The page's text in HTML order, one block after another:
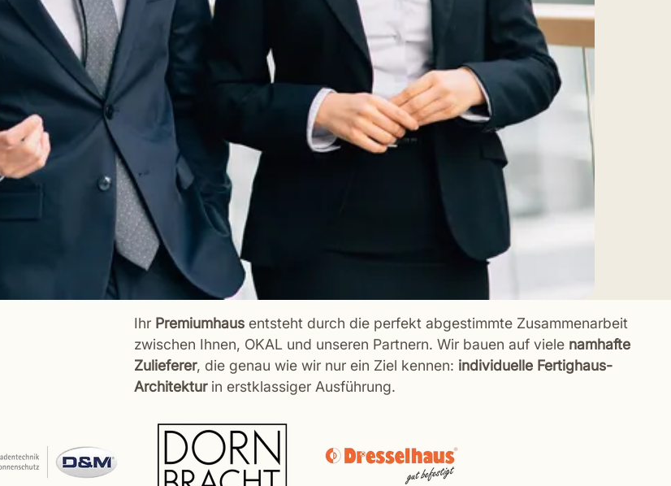
Ihr Premiumhaus entsteht durch die perfekt abgestimmte Zusammenarbeit
zwischen Ihnen, OKAL und unseren Partnern. Wir bauen auf viele namhafte
Zulieferer, die genau wie wir nur ein Ziel kennen: individuelle Fertighaus-
Architekturin erstklassiger Ausführung.